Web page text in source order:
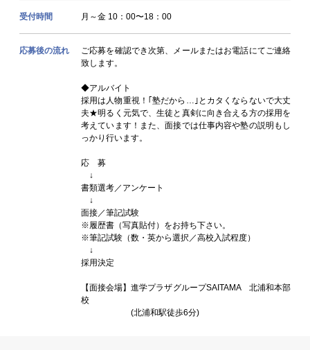
受付時間 月～金 10：00〜18：00
応募後の流れ
ご応募を確認でき次第、メールまたはお電話にてご連絡
致します。
◆アルバイト
採用は人物重視！｢塾だから…｣とカタくならないで大丈
夫★明るく元気で、生徒と真剣に向き合える方の採用を
考えています！また、面接では仕事内容や塾の説明もし
っかり行います。
応 募
↓
書類選考／アンケート
↓
面接／筆記試験
※履歴書（写真貼付）をお持ち下さい。
※筆記試験（数・英から選択／高校入試程度）
↓
採用決定
【面接会場】進学プラザグループSAITAMA 北浦和本部
校
(北浦和駅徒歩6分)